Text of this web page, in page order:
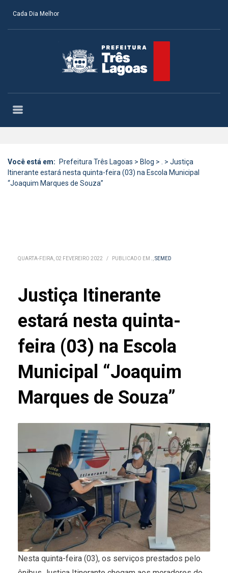
Cada Dia Melhor
Você está em: Prefeitura Três Lagoas > Blog > . > Justiça
Itinerante estará nesta quinta-feira (03) na Escola Municipal
“Joaquim Marques de Souza”
QUARTA-FEIRA, 02 FEVEREIRO 2022 / PUBLICADO EM .,SEMED
Justiça Itinerante
estará nesta quinta-
feira (03) na Escola
Municipal “Joaquim
Marques de Souza”
Nesta quinta-feira (03), os serviços prestados pelo